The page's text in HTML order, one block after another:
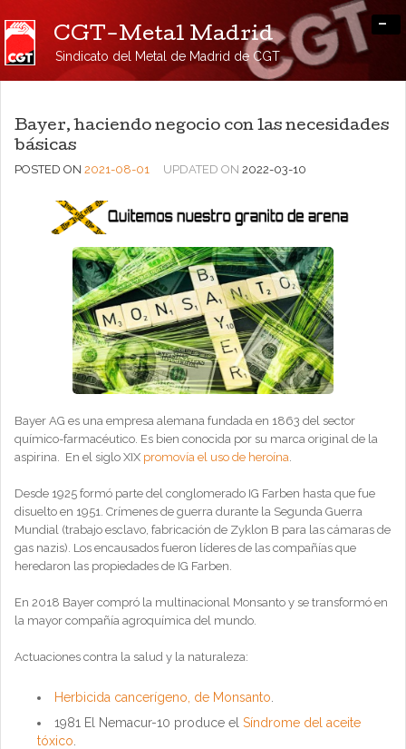
CGT-Metal Madrid
Sindicato del Metal de Madrid de CGT
-
Bayer, haciendo negocio con las necesidades
básicas
POSTED ON 2021-08-01 UPDATED ON 2022-03-10
Bayer AG es una empresa alemana fundada en 1863 del sector
químico-farmacéutico. Es bien conocida por su marca original de la
aspirina. En el siglo XIX promovía el uso de heroína
Desde 1925 formó parte del conglomerado IG Farben hasta que fue
disuelto en 1951. Crímenes de guerra durante la Segunda Guerra
Mundial (trabajo esclavo, fabricación de Zyklon B para las cámaras de
gas nazis). Los encausados fueron líderes de las compañías que
heredaron las propiedades de IG Farben.
En 2018 Bayer compró la multinacional Monsanto y se transformó en
la mayor compañía agroquímica del mundo.
Actuaciones contra la salud y la naturaleza:
Herbicida cancerígeno, de Monsanto
1981 El Nemacur-10 produce el Síndrome del aceite
tóxico